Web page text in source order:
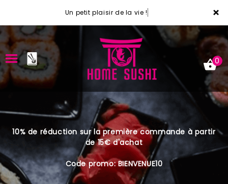
×
Un petit plaisir de la vie !
ACCUEIL
VOTRE COMPTE
0
10% de réduction sur la première commande à partir
de 15€ d'achat
Code promo: BIENVENUE10